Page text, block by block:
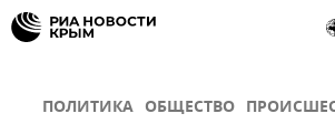
ПОЛИТИКА ОБЩЕСТВО